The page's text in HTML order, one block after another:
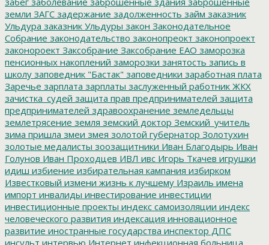
земли ЗАГС задержание задолженность займ заказник
Ульдура заказник Ульдуры закон Законодательное
Собрание законодательство законопреокт законопроект
законороект Заксобрание Заксобрание ЕАО заморозка
пенсионных накоплений заморозки занятость запись в
школу заповедник "Бастак" заповедники заработная плата
Заречье зарплата зарплаты заслуженный работник ЖКХ
зачистка_судей защита прав предпринимателей защита
предпринимателей здравоохранение земледельцы
землетрясение земля земский доктор Земский_учитель
зима пришла змеи змея золотой губернатор Золотухин
золотые медалисты зоозащитники Иван Благодырь Иван
Голунов Иван Проходцев ИВЛ ивс Игорь Ткачев игрушки
идиш избиение избирательная кампания избирком
Известковый измени жизнь к лучшему Израиль имена
импорт инвалиды инвестирование инвестиции
инвестиционные проекты индекс самоизоляции индекс
человеческого развития индексация инновационное
развитие иностранные государства инспектор ДПС
инсульт интервью Интернет инфекционная больница